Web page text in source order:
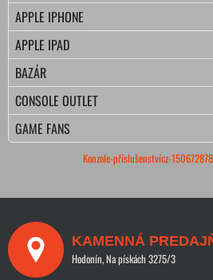
APPLE IPHONE
APPLE IPAD
BAZÁR
CONSOLE OUTLET
GAME FANS
Konzole-příslušenstvícz-
KAMENNÁ
Hodonín, Na pískách 3275/3